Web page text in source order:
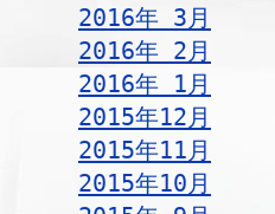
2016年 3月
2016年 2月
2016年 1月
2015年12月
2015年11月
2015年10月